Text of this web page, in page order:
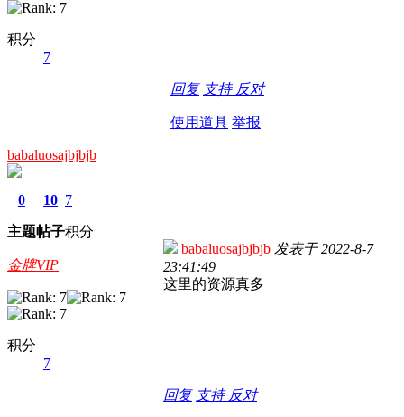
积分
7
回复 支持 反对
使用道具 举报
babaluosajbjbjb
0
主题
10
帖子
7
积分
金牌VIP
积分
7
babaluosajbjbjb 发表于2022-8-7
23:41:49
这里的资源真多
回复 支持 反对